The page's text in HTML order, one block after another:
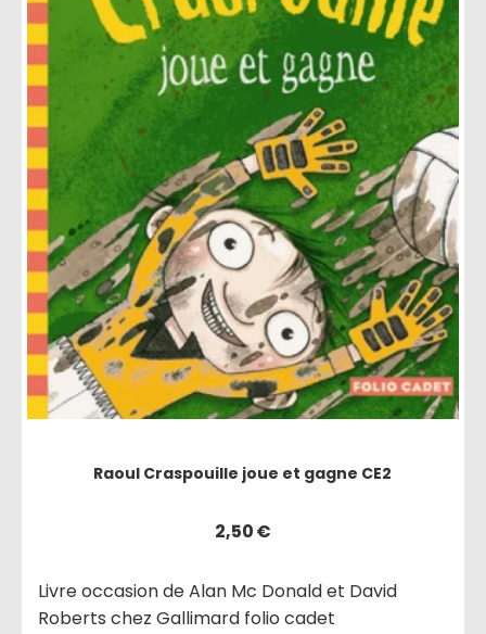
Raoul Craspouille joue et gagne CE2
2,50€
Livre occasion de Alan Mc Donald et David
Roberts chez Gallimard folio cadet